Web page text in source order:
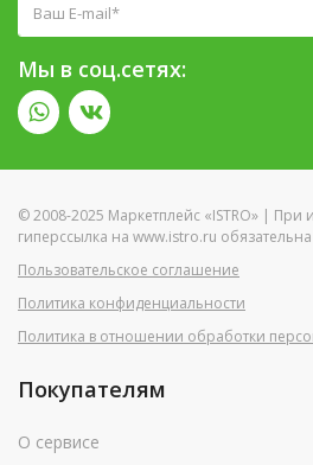
Мы в соц.сетях:
© 2008-2025 Маркетплейс «ISTRO» | При
гиперссылка на www.istro.ru обязательна
Пользовательское соглашение
Политика конфиденциальности
Политика в отношении обработки
Покупателям
О сервисе